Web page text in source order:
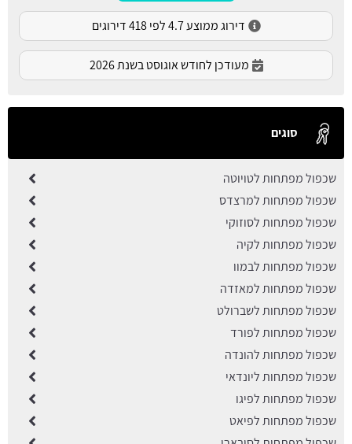
דירוג ממוצע 4.7 לפי 418 דירוגים
מעודכן לחודש אוגוסט בשנת 2026
סוגים
שכפול מפתחות לטויוטה
שכפול מפתחות למרצדס
שכפול מפתחות לסוזוקי
שכפול מפתחות לקיה
שכפול מפתחות לבמוו
שכפול מפתחות למאזדה
שכפול מפתחות לשברולט
שכפול מפתחות לפורד
שכפול מפתחות להונדה
שכפול מפתחות ליונדאי
שכפול מפתחות לפיגו
שכפול מפתחות לפיאט